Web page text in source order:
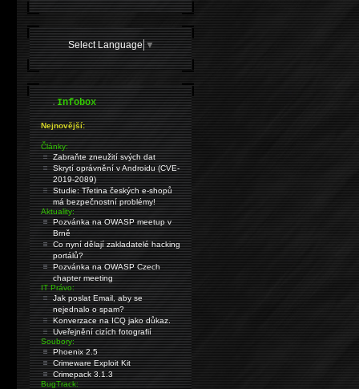
Select Language ▼
.Infobox
Nejnovější:
Články:
Zabraňte zneužití svých dat
Skrytí oprávnění v Androidu (CVE-
2019-2089)
Studie: Třetina českých e-shopů
má bezpečnostní problémy!
Aktuality:
Pozvánka na OWASP meetup v
Brně
Co nyní dělají zakladatelé hacking
portálů?
Pozvánka na OWASP Czech
chapter meeting
IT Právo:
Jak poslat Email, aby se
nejednalo o spam?
Konverzace na ICQ jako důkaz.
Uveřejnění cizích fotografií
Soubory:
Phoenix 2.5
Crimeware Exploit Kit
Crimepack 3.1.3
BugTrack: